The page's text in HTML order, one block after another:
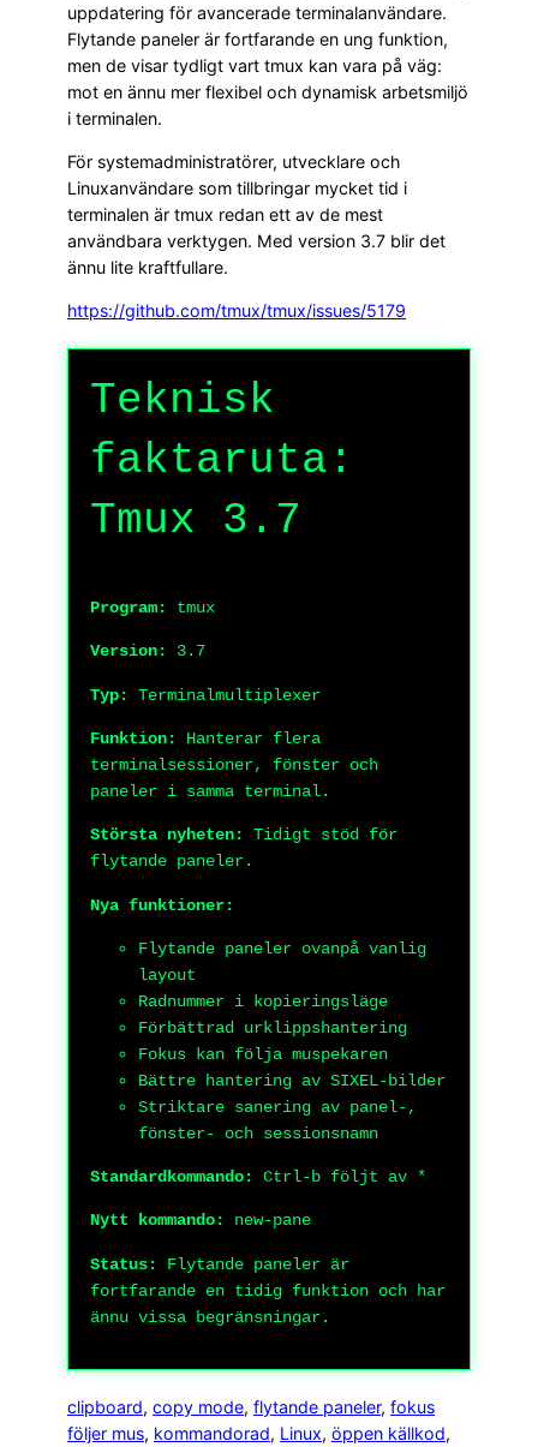
uppdatering för avancerade terminalanvändare.
Flytande paneler är fortfarande en ung funktion,
men de visar tydligt vart tmux kan vara på väg:
mot en ännu mer flexibel och dynamisk arbetsmiljö
i terminalen.
För systemadministratörer, utvecklare och
Linuxanvändare som tillbringar mycket tid i
terminalen är tmux redan ett av de mest
användbara verktygen. Med version 3.7 blir det
ännu lite kraftfullare.
https://github.com/tmux/tmux/issues/5179
Teknisk
faktaruta:
Tmux 3.7
Program: tmux
Version: 3.7
Typ: Terminalmultiplexer
Funktion:
Hanterar flera
terminalsessioner, fönster och
paneler i samma terminal.
Största nyheten:
Tidigt stöd för
flytande paneler.
Nya funktioner:
Flytande paneler ovanpå vanlig
layout
Radnummer i kopieringsläge
Förbättrad urklippshantering
Fokus kan följa muspekaren
Bättre hantering av SIXEL-bilder
Striktare sanering av panel-,
fönster- och sessionsnamn
Standardkommando: Ctrl-b följt av *
Nytt kommando: new-pane
Status:
Flytande paneler är
fortfarande en tidig funktion och har
ännu vissa begränsningar.
clipboard, copy mode, flytande paneler, fokus
följer mus, kommandorad, Linux, öppen källkod